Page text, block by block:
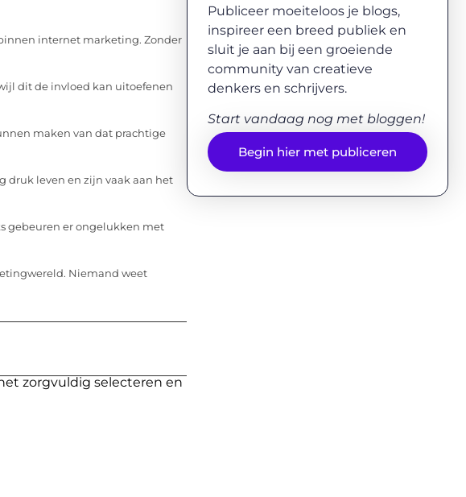
internet marketing. Zonder
dit de invloed kan uitoefenen
maken van dat prachtige
druk leven en zijn vaak aan het
gebeuren er ongelukken met
Niemand weet
zorgvuldig selecteren en
Publiceer moeiteloos je blogs,
inspireer een breed publiek en
sluit je aan bij een groeiende
community van creatieve
denkers en schrijvers.
Start vandaag nog met bloggen!
Begin hier met publiceren